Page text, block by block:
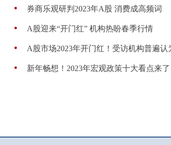
券商乐观研判2023年A股 消费成高频词
A股迎来“开门红” 机构热盼春季行情
A股市场2023年开门红！受访机构普遍
新年畅想！2023年宏观政策十大看点来了